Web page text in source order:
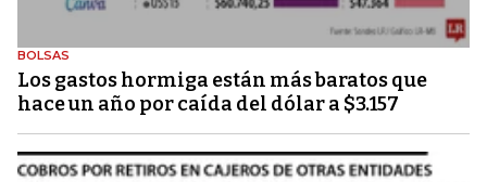
BOLSAS
Los gastos hormiga están más baratos que
hace un año por caída del dólar a $3.157